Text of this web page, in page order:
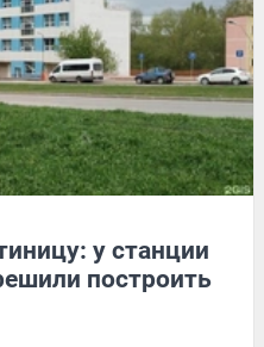
у станции
построить